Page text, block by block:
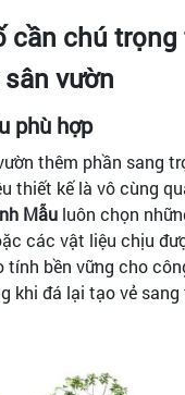
cần chú
vườn
phù hợp
thêm phần sang
thiết kế là vô cùng
Mẫu luôn chọn
các vật liệu chịu
bền vững cho
khi đá lại tạo vẻ sang